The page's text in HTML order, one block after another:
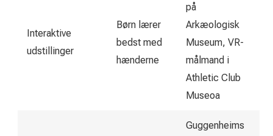
Interaktive
udstillinger
Børn lærer
bedst med
hænderne
på
Arkæologisk
Museum, VR-
målmand i
Athletic Club
Museoa
Guggenheims